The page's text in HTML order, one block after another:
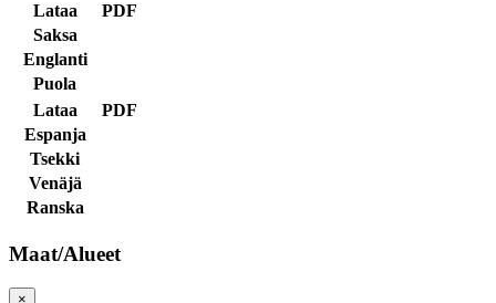
Lataa
PDF
Saksa
Englanti
Puola
Lataa
PDF
Espanja
Tsekki
Venäjä
Ranska
Maat/Alueet
×